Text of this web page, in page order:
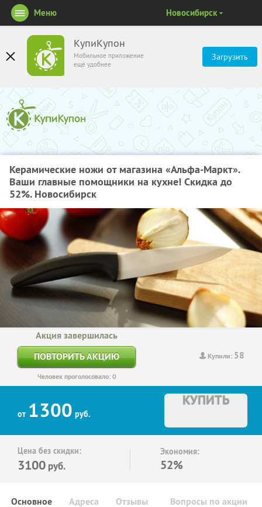
КупиКупон
Мобильное приложение
ещё удобнее
Загрузить
Меню Новосибирск
Керамические ножи от магазина «Альфа-Маркт».
Ваши главные помощники на кухне! Скидка до
52%. Новосибирск
Купили: 58
Акция завершилась
ПОВТОРИТЬ АКЦИЮ
Человек проголосовало: 0
от 1300 руб.
КУПИТЬ
Цена без скидки:
3100 руб.
Экономия:
52%
Основное Отзывы Вопросы по акции
Адреса